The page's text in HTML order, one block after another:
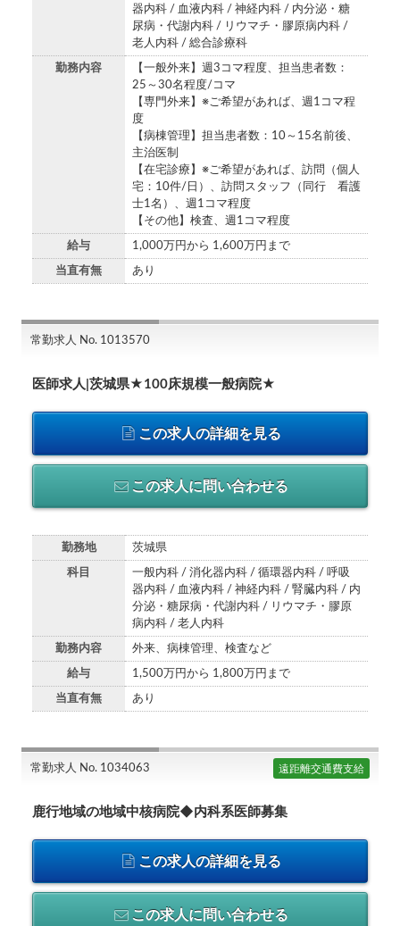
器内科 / 血液内科 / 神経内科 / 内分泌・糖
尿病・代謝内科 / リウマチ・膠原病内科 /
老人内科 / 総合診療科
勤務内容
【一般外来】週3コマ程度、担当患者数：
25～30名程度/コマ
【専門外来】※ご希望があれば、週1コマ程
度
【病棟管理】担当患者数：10～15名前後、
主治医制
【在宅診療】※ご希望があれば、訪問（個人
宅：10件/日）、訪問スタッフ（同行 看護
士1名）、週1コマ程度
【その他】検査、週1コマ程度
給与 1,000万円から 1,600万円まで
当直有無 あり
常勤求人 No. 1013570
医師求人|茨城県★100床規模一般病院★
この求人の詳細を見る
この求人に問い合わせる
勤務地 茨城県
科目
一般内科 / 消化器内科 / 循環器内科 / 呼吸
器内科 / 血液内科 / 神経内科 / 腎臓内科 / 内
分泌・糖尿病・代謝内科 / リウマチ・膠原
病内科 / 老人内科
勤務内容 外来、病棟管理、検査など
給与 1,500万円から 1,800万円まで
当直有無 あり
常勤求人 No. 1034063 遠距離交通費支給
鹿行地域の地域中核病院◆内科系医師募集
この求人の詳細を見る
この求人に問い合わせる